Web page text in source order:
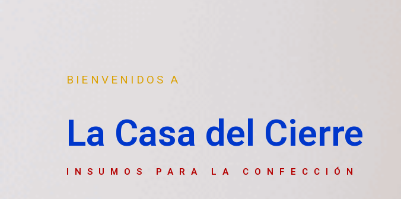
BIENVENIDOS A
La Casa del Cierre
INSUMOS PARA LA CONFECCIÓN